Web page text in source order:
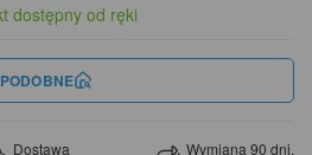
dostępny od ręki
PODOBNE
Dostawa
Wymiana 90 dni,